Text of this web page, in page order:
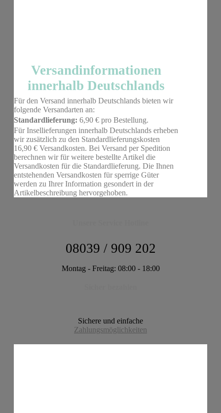
Versandinformationen
innerhalb Deutschlands
Für den Versand innerhalb Deutschlands bieten wir
folgende Versandarten an:
Standardlieferung: 6,90 € pro Bestellung.
Für Insellieferungen innerhalb Deutschlands erheben
wir zusätzlich zu den Standardlieferungskosten
16,90 € Versandkosten. Bei Versand per Spedition
berechnen wir für weitere bestellte Artikel die
Versandkosten für die Standardlieferung. Die Ihnen
entstehenden Versandkosten für sperrige Güter
werden zu Ihrer Information gesondert in der
Artikelbeschreibung hervorgehoben.
08039 / 909 202
Montag - Freitag: 08:00 - 18:00
Sichere und einfache
Zahlungsmöglichkeiten